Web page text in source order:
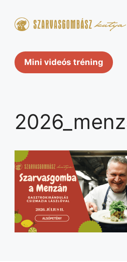
tartalomba
Mini videós tréning